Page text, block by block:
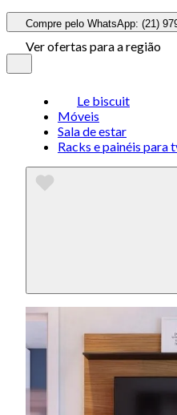
Compre pelo WhatsApp: (21)
Ver ofertas para a região
Le biscuit
Móveis
Sala de estar
Racks e painéis para